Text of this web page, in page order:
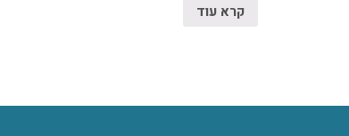
קרא עוד